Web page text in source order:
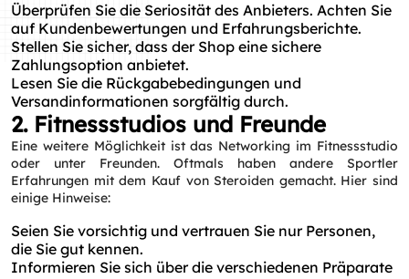
Überprüfen Sie die Seriosität des Anbieters. Achten Sie
auf Kundenbewertungen und Erfahrungsberichte.
Stellen Sie sicher, dass der Shop eine sichere
Zahlungsoption anbietet.
Lesen Sie die Rückgabebedingungen und
Versandinformationen sorgfältig durch.
2. Fitnessstudios und Freunde
Eine weitere Möglichkeit ist das Networking im Fitnessstudio
oder unter Freunden. Oftmals haben andere Sportler
Erfahrungen mit dem Kauf von Steroiden gemacht. Hier sind
einige Hinweise:
Seien Sie vorsichtig und vertrauen Sie nur Personen,
die Sie gut kennen.
Informieren Sie sich über die verschiedenen Präparate